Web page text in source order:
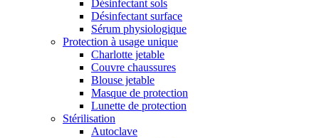
Désinfectant sols
Désinfectant surface
Sérum physiologique
Protection à usage unique
Charlotte jetable
Couvre chaussures
Blouse jetable
Masque de protection
Lunette de protection
Stérilisation
Autoclave